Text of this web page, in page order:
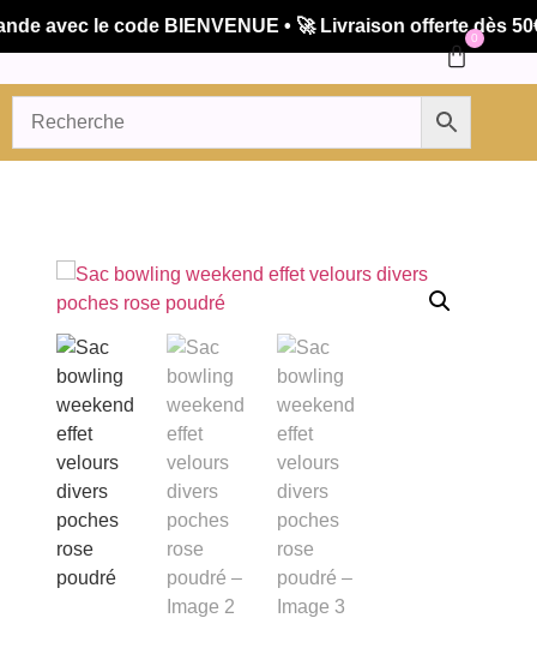
le code BIENVENUE • 🚀 Livraison offerte dès
0